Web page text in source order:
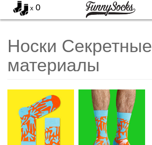
x 0
Носки Секретные
материалы